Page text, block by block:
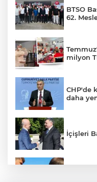
BTSO
62.
milyon
CHP'de
daha
İçişleri